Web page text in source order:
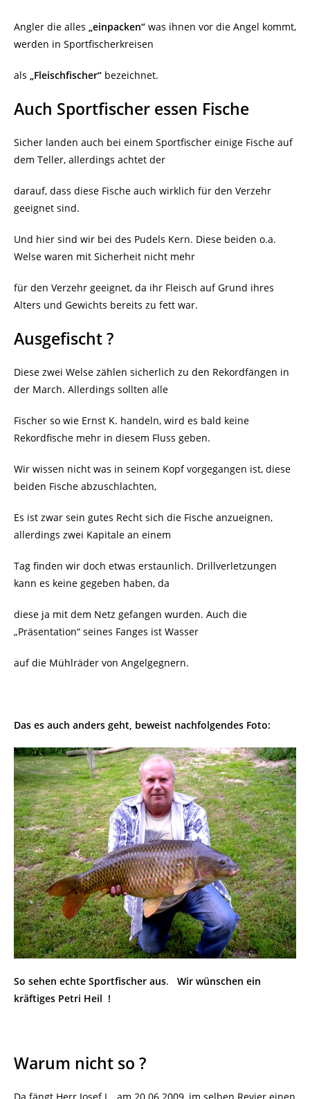
Angler die alles „einpacken“ was ihnen vor die Angel kommt,
werden in Sportfischerkreisen
als „Fleischfischer“ bezeichnet.
Auch Sportfischer essen Fische
Sicher landen auch bei einem Sportfischer einige Fische auf
dem Teller, allerdings achtet der
darauf, dass diese Fische auch wirklich für den Verzehr
geeignet sind.
Und hier sind wir bei des Pudels Kern. Diese beiden o.a.
Welse waren mit Sicherheit nicht mehr
für den Verzehr geeignet, da ihr Fleisch auf Grund ihres
Alters und Gewichts bereits zu fett war.
Ausgefischt ?
Diese zwei Welse zählen sicherlich zu den Rekordfängen in
der March. Allerdings sollten alle
Fischer so wie Ernst K. handeln, wird es bald keine
Rekordfische mehr in diesem Fluss geben.
Wir wissen nicht was in seinem Kopf vorgegangen ist, diese
beiden Fische abzuschlachten,
Es ist zwar sein gutes Recht sich die Fische anzueignen,
allerdings zwei Kapitale an einem
Tag finden wir doch etwas erstaunlich. Drillverletzungen
kann es keine gegeben haben, da
diese ja mit dem Netz gefangen wurden. Auch die
„Präsentation“ seines Fanges ist Wasser
auf die Mühlräder von Angelgegnern.
Das es auch anders geht, beweist nachfolgendes Foto:
So sehen echte Sportfischer aus. Wir wünschen ein
kräftiges Petri Heil !
Warum nicht so ?